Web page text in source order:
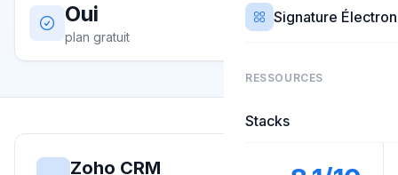
Signature
RESSOURCES
Stacks
Oui
plan gratuit
Zoho CRM